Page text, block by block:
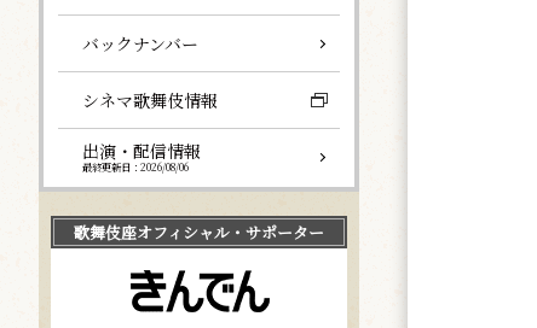
バックナンバー
シネマ歌舞伎情報
出演・配信情報
最終更新日：2026/08/06
歌舞伎座オフィシャル・サポーター